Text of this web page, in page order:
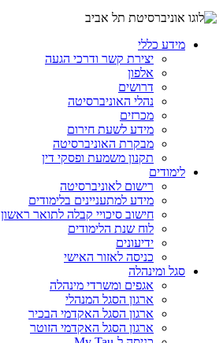
מידע כללי
יצירת קשר ודרכי הגעה
אלפון
דרושים
נהלי האוניברסיטה
מכרזים
מידע לשעת חירום
מבקרת האוניברסיטה
תקנון משמעת ופסקי דין
לימודים
רישום לאוניברסיטה
מידע למתעניינים בלימודים
חישוב סיכויי קבלה לתואר ראשון
לוח שנת הלימודים
ידיעונים
כניסה לאזור האישי
סגל ומינהלה
אגפים ומשרדי מינהלה
ארגון הסגל המנהלי
ארגון הסגל האקדמי הבכיר
ארגון הסגל האקדמי הזוטר